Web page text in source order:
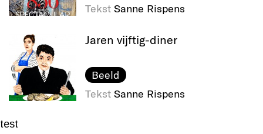
Tekst Sanne Rispens
Jaren vijftig-diner
Beeld
Tekst Sanne Rispens
test